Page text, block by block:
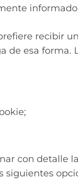
recibir
de esa
con detalle
siguientes